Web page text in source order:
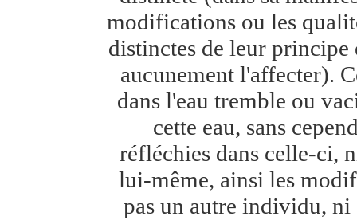
modifications ou les
distinctes de leur principe
aucunement l'affecter).
dans l'eau tremble ou
cette eau, sans
réfléchies dans celle-ci,
lui-même, ainsi les
pas un autre individu,